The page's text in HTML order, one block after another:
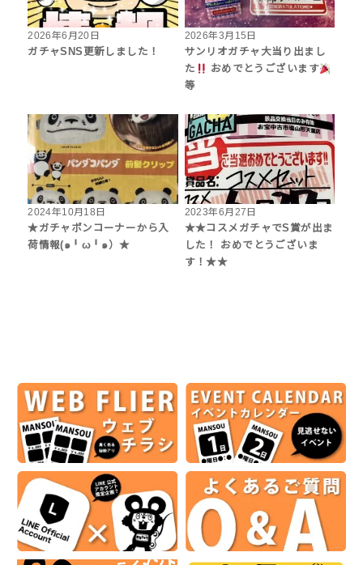
2026年6月20日
ガチャSNS更新しました！
2026年3月15日
サンリオガチャ大当り出まし
た
おめでとうございます
等
2024年10月18日
★ガチャポンコーナーから入
荷情報(๑╹ω╹๑）★
2023年6月27日
★★コスメガチャでS賞が出ま
した！ おめでとうございま
す！★★